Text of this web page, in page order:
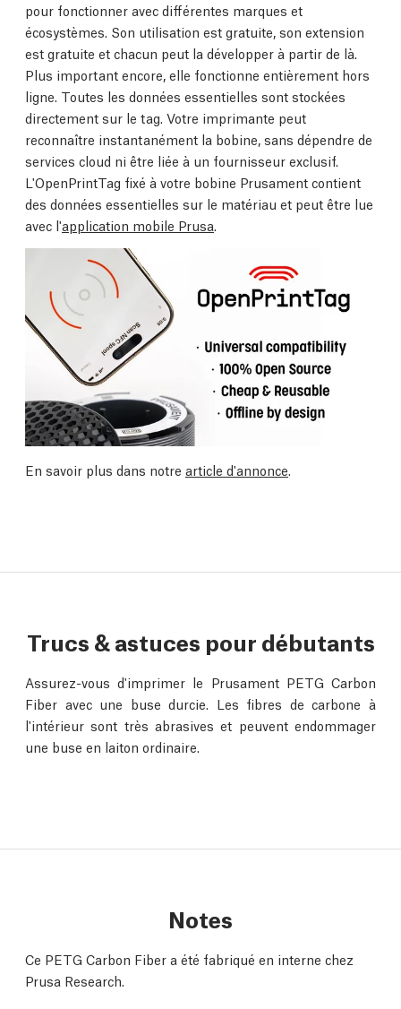
pour fonctionner avec différentes marques et
écosystèmes. Son utilisation est gratuite, son extension
est gratuite et chacun peut la développer à partir de là.
Plus important encore, elle fonctionne entièrement hors
ligne. Toutes les données essentielles sont stockées
directement sur le tag. Votre imprimante peut
reconnaître instantanément la bobine, sans dépendre de
services cloud ni être liée à un fournisseur exclusif.
L'OpenPrintTag fixé à votre bobine Prusament contient
des données essentielles sur le matériau et peut être lue
avec l'application mobile Prusa.
En savoir plus dans notre article d'annonce
Trucs & astuces pour débutants
Assurez-vous d'imprimer le Prusament PETG Carbon
Fiber avec une buse durcie. Les fibres de carbone à
l'intérieur sont très abrasives et peuvent endommager
une buse en laiton ordinaire.
Notes
Ce PETG Carbon Fiber a été fabriqué en interne chez
Prusa Research.